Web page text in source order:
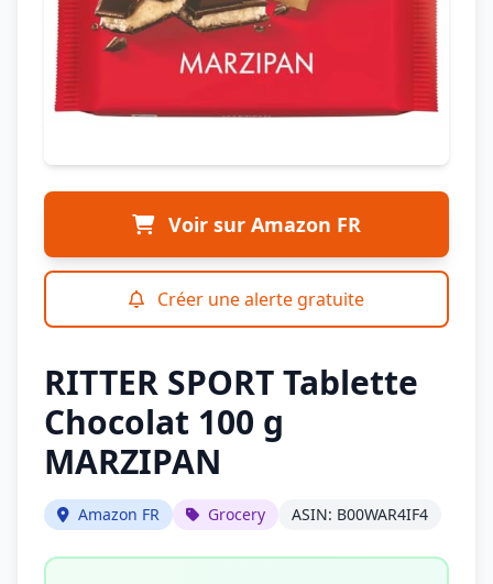
Voir sur Amazon FR
Créer une alerte gratuite
RITTER SPORT Tablette
Chocolat 100 g
MARZIPAN
Amazon FR Grocery ASIN: B00WAR4IF4